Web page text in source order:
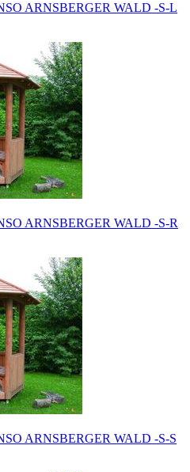
ARNSBERGER WALD -S-L
ARNSBERGER WALD -S-R
ARNSBERGER WALD -S-S